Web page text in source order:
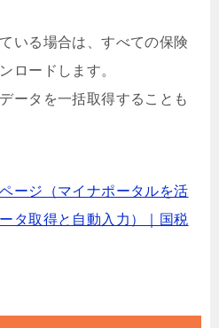
いる場合は、すべての保険
ロードします。
ータを一括取得することも
ージ（マイナポータルを活
タ取得と自動入力）｜国税